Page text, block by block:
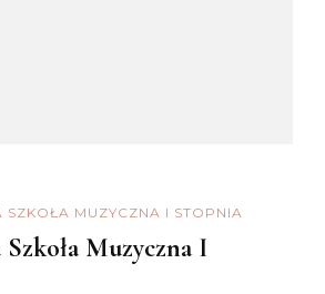
SZKOŁA MUZYCZNA I STOPNIA
Muzyczna I